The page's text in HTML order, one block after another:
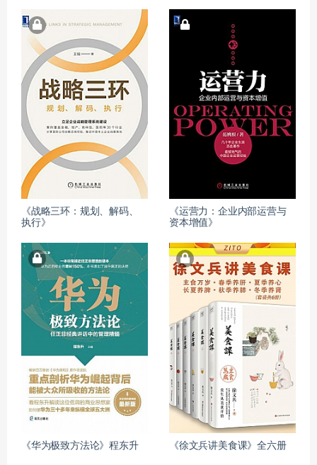
《战略三环：规划、解码、
执行》
《运营力：企业内部运营与
资本增值》
《华为极致方法论》程东升 《徐文兵讲美食课》全六册